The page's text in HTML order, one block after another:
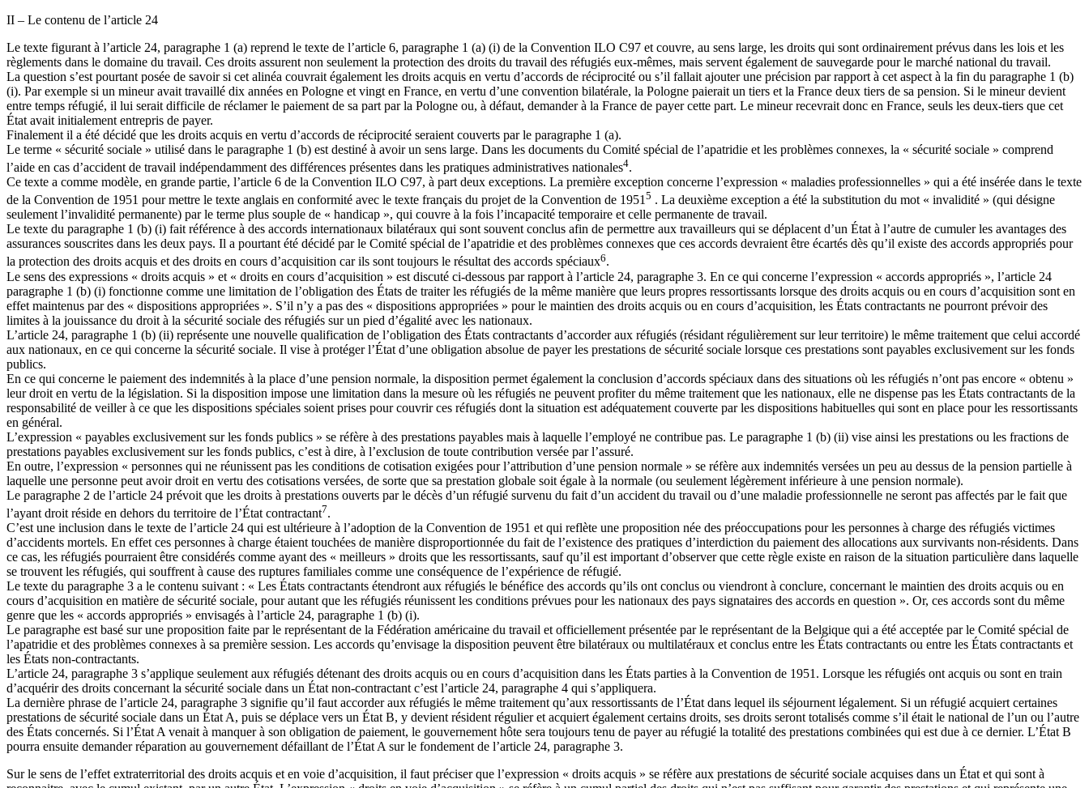
II – Le contenu de l’article 24
Le texte figurant à l’article 24, paragraphe 1 (a) reprend le texte de l’article 6, paragraphe 1 (a) (i) de la Convention ILO C97 et couvre, au sens large, les droits qui sont ordinairement prévus dans les lois et les
règlements dans le domaine du travail. Ces droits assurent non seulement la protection des droits du travail des réfugiés eux-mêmes, mais servent également de sauvegarde pour le marché national du travail.
La question s’est pourtant posée de savoir si cet alinéa couvrait également les droits acquis en vertu d’accords de réciprocité ou s’il fallait ajouter une précision par rapport à cet aspect à la fin du paragraphe 1 (b)
(i). Par exemple si un mineur avait travaillé dix années en Pologne et vingt en France, en vertu d’une convention bilatérale, la Pologne paierait un tiers et la France deux tiers de sa pension. Si le mineur devient
entre temps réfugié, il lui serait difficile de réclamer le paiement de sa part par la Pologne ou, à défaut, demander à la France de payer cette part. Le mineur recevrait donc en France, seuls les deux-tiers que cet
État avait initialement entrepris de payer.
Finalement il a été décidé que les droits acquis en vertu d’accords de réciprocité seraient couverts par le paragraphe 1 (a).
Le terme « sécurité sociale » utilisé dans le paragraphe 1 (b) est destiné à avoir un sens large. Dans les documents du Comité spécial de l’apatridie et les problèmes connexes, la « sécurité sociale » comprend
l’aide en cas d’accident de travail indépendamment des différences présentes dans les pratiques administratives nationales4.
Ce texte a comme modèle, en grande partie, l’article 6 de la Convention ILO C97, à part deux exceptions. La première exception concerne l’expression « maladies professionnelles » qui a été insérée dans le texte
de la Convention de 1951 pour mettre le texte anglais en conformité avec le texte français du projet de la Convention de 1951 5 . La deuxième exception a été la substitution du mot « invalidité » (qui désigne
seulement l’invalidité permanente) par le terme plus souple de « handicap », qui couvre à la fois l’incapacité temporaire et celle permanente de travail.
Le texte du paragraphe 1 (b) (i) fait référence à des accords internationaux bilatéraux qui sont souvent conclus afin de permettre aux travailleurs qui se déplacent d’un État à l’autre de cumuler les avantages des
assurances souscrites dans les deux pays. Il a pourtant été décidé par le Comité spécial de l’apatridie et des problèmes connexes que ces accords devraient être écartés dès qu’il existe des accords appropriés pour
la protection des droits acquis et des droits en cours d’acquisition car ils sont toujours le résultat des accords spéciaux6.
Le sens des expressions « droits acquis » et « droits en cours d’acquisition » est discuté ci-dessous par rapport à l’article 24, paragraphe 3. En ce qui concerne l’expression « accords appropriés », l’article 24
paragraphe 1 (b) (i) fonctionne comme une limitation de l’obligation des États de traiter les réfugiés de la même manière que leurs propres ressortissants lorsque des droits acquis ou en cours d’acquisition sont en
effet maintenus par des « dispositions appropriées ». S’il n’y a pas des « dispositions appropriées » pour le maintien des droits acquis ou en cours d’acquisition, les États contractants ne pourront prévoir des
limites à la jouissance du droit à la sécurité sociale des réfugiés sur un pied d’égalité avec les nationaux.
L’article 24, paragraphe 1 (b) (ii) représente une nouvelle qualification de l’obligation des États contractants d’accorder aux réfugiés (résidant régulièrement sur leur territoire) le même traitement que celui accordé
aux nationaux, en ce qui concerne la sécurité sociale. Il vise à protéger l’État d’une obligation absolue de payer les prestations de sécurité sociale lorsque ces prestations sont payables exclusivement sur les fonds
publics.
En ce qui concerne le paiement des indemnités à la place d’une pension normale, la disposition permet également la conclusion d’accords spéciaux dans des situations où les réfugiés n’ont pas encore « obtenu »
leur droit en vertu de la législation. Si la disposition impose une limitation dans la mesure où les réfugiés ne peuvent profiter du même traitement que les nationaux, elle ne dispense pas les États contractants de la
responsabilité de veiller à ce que les dispositions spéciales soient prises pour couvrir ces réfugiés dont la situation est adéquatement couverte par les dispositions habituelles qui sont en place pour les ressortissants
en général.
L’expression « payables exclusivement sur les fonds publics » se réfère à des prestations payables mais à laquelle l’employé ne contribue pas. Le paragraphe 1 (b) (ii) vise ainsi les prestations ou les fractions de
prestations payables exclusivement sur les fonds publics, c’est à dire, à l’exclusion de toute contribution versée par l’assuré.
En outre, l’expression « personnes qui ne réunissent pas les conditions de cotisation exigées pour l’attribution d’une pension normale » se réfère aux indemnités versées un peu au dessus de la pension partielle à
laquelle une personne peut avoir droit en vertu des cotisations versées, de sorte que sa prestation globale soit égale à la normale (ou seulement légèrement inférieure à une pension normale).
Le paragraphe 2 de l’article 24 prévoit que les droits à prestations ouverts par le décès d’un réfugié survenu du fait d’un accident du travail ou d’une maladie professionnelle ne seront pas affectés par le fait que
l’ayant droit réside en dehors du territoire de l’État contractant7.
C’est une inclusion dans le texte de l’article 24 qui est ultérieure à l’adoption de la Convention de 1951 et qui reflète une proposition née des préoccupations pour les personnes à charge des réfugiés victimes
d’accidents mortels. En effet ces personnes à charge étaient touchées de manière disproportionnée du fait de l’existence des pratiques d’interdiction du paiement des allocations aux survivants non-résidents. Dans
ce cas, les réfugiés pourraient être considérés comme ayant des « meilleurs » droits que les ressortissants, sauf qu’il est important d’observer que cette règle existe en raison de la situation particulière dans laquelle
se trouvent les réfugiés, qui souffrent à cause des ruptures familiales comme une conséquence de l’expérience de réfugié.
Le texte du paragraphe 3 a le contenu suivant : « Les États contractants étendront aux réfugiés le bénéfice des accords qu’ils ont conclus ou viendront à conclure, concernant le maintien des droits acquis ou en
cours d’acquisition en matière de sécurité sociale, pour autant que les réfugiés réunissent les conditions prévues pour les nationaux des pays signataires des accords en question ». Or, ces accords sont du même
genre que les « accords appropriés » envisagés à l’article 24, paragraphe 1 (b) (i).
Le paragraphe est basé sur une proposition faite par le représentant de la Fédération américaine du travail et officiellement présentée par le représentant de la Belgique qui a été acceptée par le Comité spécial de
l’apatridie et des problèmes connexes à sa première session. Les accords qu’envisage la disposition peuvent être bilatéraux ou multilatéraux et conclus entre les États contractants ou entre les États contractants et
les États non-contractants.
L’article 24, paragraphe 3 s’applique seulement aux réfugiés détenant des droits acquis ou en cours d’acquisition dans les États parties à la Convention de 1951. Lorsque les réfugiés ont acquis ou sont en train
d’acquérir des droits concernant la sécurité sociale dans un État non-contractant c’est l’article 24, paragraphe 4 qui s’appliquera.
La dernière phrase de l’article 24, paragraphe 3 signifie qu’il faut accorder aux réfugiés le même traitement qu’aux ressortissants de l’État dans lequel ils séjournent légalement. Si un réfugié acquiert certaines
prestations de sécurité sociale dans un État A, puis se déplace vers un État B, y devient résident régulier et acquiert également certains droits, ses droits seront totalisés comme s’il était le national de l’un ou l’autre
des États concernés. Si l’État A venait à manquer à son obligation de paiement, le gouvernement hôte sera toujours tenu de payer au réfugié la totalité des prestations combinées qui est due à ce dernier. L’État B
pourra ensuite demander réparation au gouvernement défaillant de l’État A sur le fondement de l’article 24, paragraphe 3.
Sur le sens de l’effet extraterritorial des droits acquis et en voie d’acquisition, il faut préciser que l’expression « droits acquis » se réfère aux prestations de sécurité sociale acquises dans un État et qui sont à